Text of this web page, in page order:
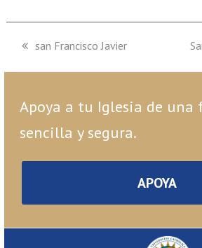
previous
san Francisco Javier
Apoya a tu Iglesia de una
sencilla y segura.
APOYA